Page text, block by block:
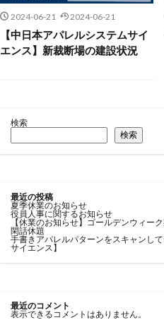
2024-06-21 2024-06-21
【中日本アパレルシステムサイ
エンス】新裁断場の建設状況
検索
検索
最近の投稿
夏季休業のお知らせ
役員人事に関するお知らせ
【休業のお知らせ】ゴールデンウィー
閑話休題
手書きアパレルパターンをスキャンし
サイエンス】
最近のコメント
表示できるコメントはありません。